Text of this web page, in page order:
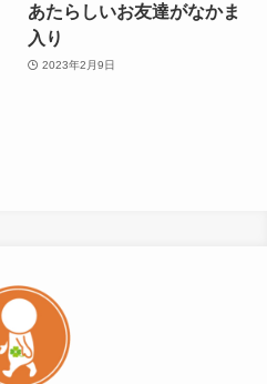
あたらしいお友達がなかま
入り
2023年2月9日